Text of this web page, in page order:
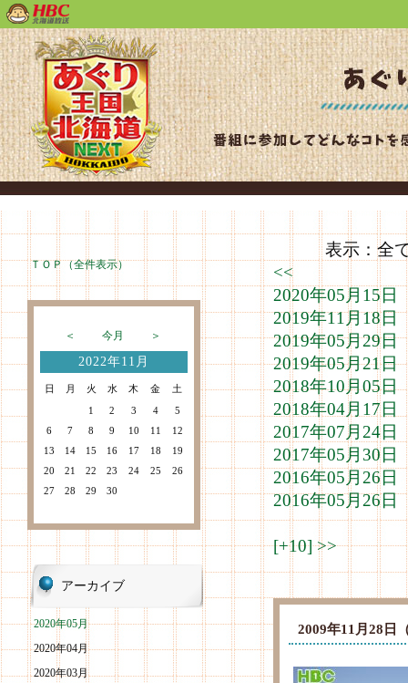
ＴＯＰ（全件表示）
＜ 今月 ＞
2022年11月
日 月 火 水 木 金
土
1
2 3 4
5
6
7 8 9 10 11
12
13
14 15 16 17 18
19
20
21 22 23 24 25
26
27
28 29 30
アーカイブ
2020年05月
2020年04月
2020年03月
表示：全て
<<
2020年05月15
2019年11月18
2019年05月29
2019年05月21
2018年10月05
2018年04月17
2017年07月24
2017年05月30
2016年05月26
2016年05月26
[+10]>>
2009年11月28